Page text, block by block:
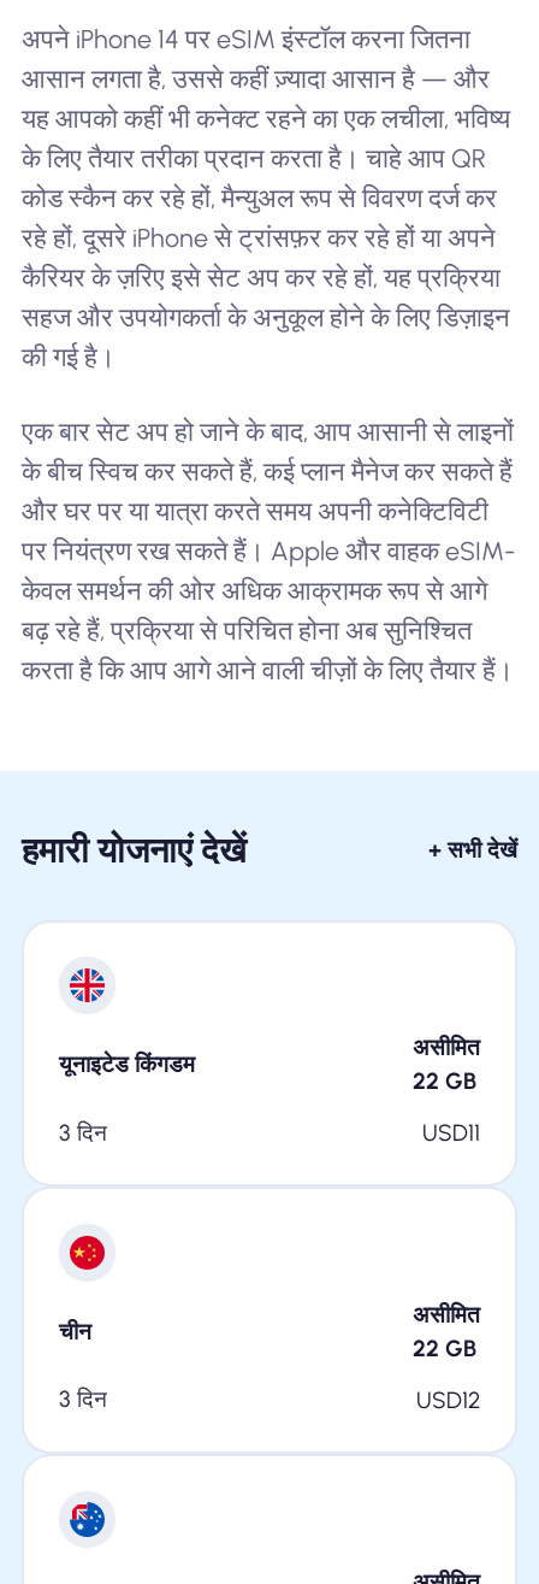
अपने iPhone 14 पर eSIM इंस्टॉल करना जितना
आसान लगता है, उससे कहीं ज़्यादा आसान है — और
यह आपको कहीं भी कनेक्ट रहने का एक लचीला, भविष्य
के लिए तैयार तरीका प्रदान करता है। चाहे आप QR
कोड स्कैन कर रहे हों, मैन्युअल रूप से विवरण दर्ज कर
रहे हों, दूसरे iPhone से ट्रांसफ़र कर रहे हों या अपने
कैरियर के ज़रिए इसे सेट अप कर रहे हों, यह प्रक्रिया
सहज और उपयोगकर्ता के अनुकूल होने के लिए डिज़ाइन
की गई है।
एक बार सेट अप हो जाने के बाद, आप आसानी से लाइनों
के बीच स्विच कर सकते हैं, कई प्लान मैनेज कर सकते हैं
और घर पर या यात्रा करते समय अपनी कनेक्टिविटी
पर नियंत्रण रख सकते हैं। Apple और वाहक eSIM-
केवल समर्थन की ओर अधिक आक्रामक रूप से आगे
बढ़ रहे हैं, प्रक्रिया से परिचित होना अब सुनिश्चित
करता है कि आप आगे आने वाली चीज़ों के लिए तैयार हैं।
हमारी योजनाएं देखें + सभी देखें
यूनाइटेड किंगडम
असीमित
22 GB
3 दिन
USD11
चीन
असीमित
22 GB
3 दिन
USD12